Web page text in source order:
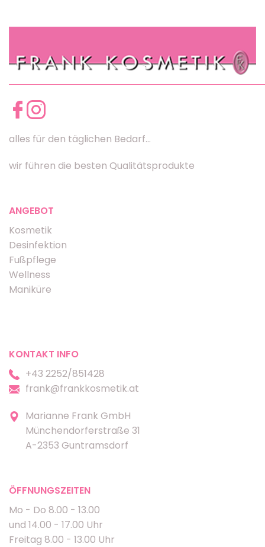
alles für den täglichen Bedarf...
wir führen die besten Qualitätsprodukte
ANGEBOT
Kosmetik
Desinfektion
Fußpflege
Wellness
Maniküre
KONTAKT INFO
+43 2252/851428
frank@frankkosmetik.at
Marianne Frank GmbH
Münchendorferstraße 31
A-2353 Guntramsdorf
ÖFFNUNGSZEITEN
Mo - Do 8.00 - 13.00
und 14.00 - 17.00 Uhr
Freitag 8.00 - 13.00 Uhr